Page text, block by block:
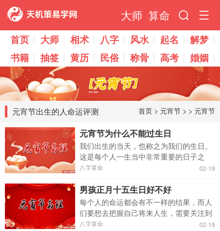
大师 算命
首页 大师 相术 八字 风水 起名
解梦
书籍
抽签 黄历 民俗 称骨 高考 婚姻
元宵节出生的人命运评测 首页 > 元宵节 > > 元宵节
元宵节为什么不能过生日
我们出生的当天，也称之为我们的生日。
这是每个人一生当中非常重要的日子之
一，它还关系到我们自身的运势。现在越
办的形式也越发丰富。当然在一些特殊的
日子当中，也有不能过生日...
八字算命 02-19
男孩正月十五生日好不好
每个人的命运都会有不一样的结果，而人
们要想去把握自己将来人生，需要关注到
自己的先天运势。每个人都可以依据自己
八字算命 02-19